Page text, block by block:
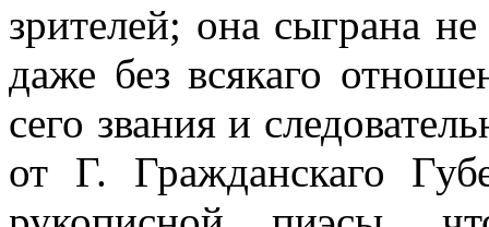
зрителей; она сыграна
даже без всякаго
сего звания и
от Г. Гражданскаго